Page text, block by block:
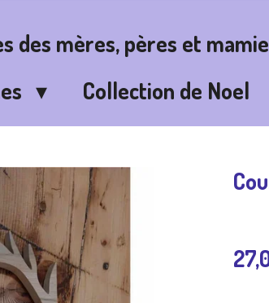
des mères, pères et
Collection de Noel